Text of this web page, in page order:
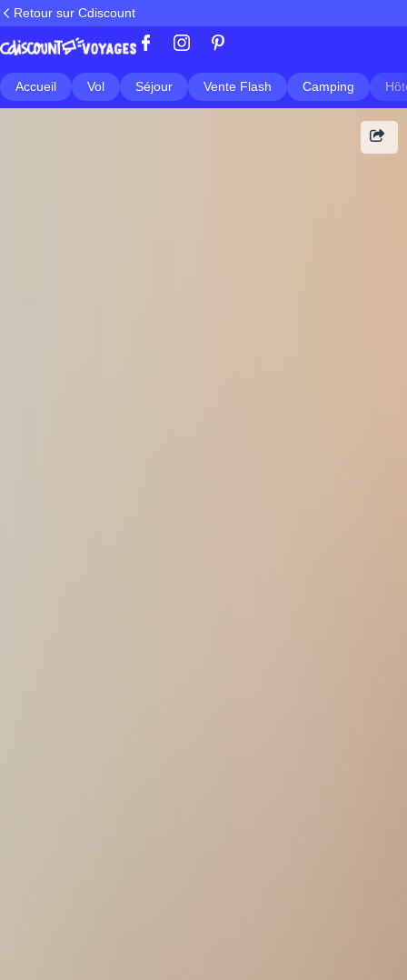
Retour sur Cdiscount
Accueil Vol Séjour Vente Flash Camping